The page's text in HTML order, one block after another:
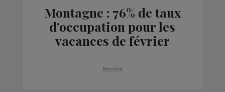
Montagne : 76% de taux
d’occupation pour les
vacances de février
Société